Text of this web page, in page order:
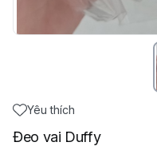
Yêu thích
Đeo vai Duffy